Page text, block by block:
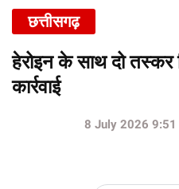
छत्तीसगढ़
हेरोइन के साथ दो तस्कर
कार्रवाई
8 July 2026 9:51